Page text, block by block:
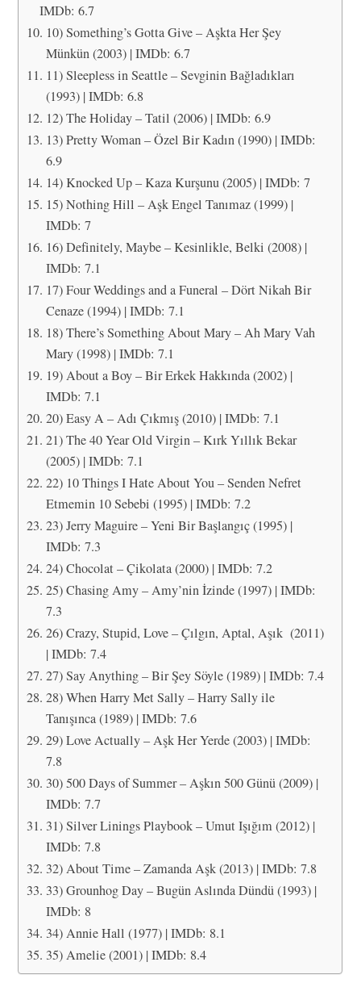
IMDb: 6.7
10) Something’s Gotta Give – Aşkta Her Şey
Münkün (2003) | IMDb: 6.7
11) Sleepless in Seattle – Sevginin Bağladıkları
(1993) | IMDb: 6.8
12) The Holiday – Tatil (2006) | IMDb: 6.9
13) Pretty Woman – Özel Bir Kadın (1990) | IMDb:
6.9
14) Knocked Up – Kaza Kurşunu (2005) | IMDb: 7
15) Nothing Hill – Aşk Engel Tanımaz (1999) |
IMDb: 7
16) Definitely, Maybe – Kesinlikle, Belki (2008) |
IMDb: 7.1
17) Four Weddings and a Funeral – Dört Nikah Bir
Cenaze (1994) | IMDb: 7.1
18) There’s Something About Mary – Ah Mary Vah
Mary (1998) | IMDb: 7.1
19) About a Boy – Bir Erkek Hakkında (2002) |
IMDb: 7.1
20) Easy A – Adı Çıkmış (2010) | IMDb: 7.1
21) The 40 Year Old Virgin – Kırk Yıllık Bekar
(2005) | IMDb: 7.1
22) 10 Things I Hate About You – Senden Nefret
Etmemin 10 Sebebi (1995) | IMDb: 7.2
23) Jerry Maguire – Yeni Bir Başlangıç (1995) |
IMDb: 7.3
24) Chocolat – Çikolata (2000) | IMDb: 7.2
25) Chasing Amy – Amy’nin İzinde (1997) | IMDb:
7.3
26) Crazy, Stupid, Love – Çılgın, Aptal, Aşık (2011)
| IMDb: 7.4
27) Say Anything – Bir Şey Söyle (1989) | IMDb: 7.4
28) When Harry Met Sally – Harry Sally ile
Tanışınca (1989) | IMDb: 7.6
29) Love Actually – Aşk Her Yerde (2003) | IMDb:
7.8
30) 500 Days of Summer – Aşkın 500 Günü (2009) |
IMDb: 7.7
31) Silver Linings Playbook – Umut Işığım (2012) |
IMDb: 7.8
32) About Time – Zamanda Aşk (2013) | IMDb: 7.8
33) Grounhog Day – Bugün Aslında Dündü (1993) |
IMDb: 8
34) Annie Hall (1977) | IMDb: 8.1
35) Amelie (2001) | IMDb: 8.4